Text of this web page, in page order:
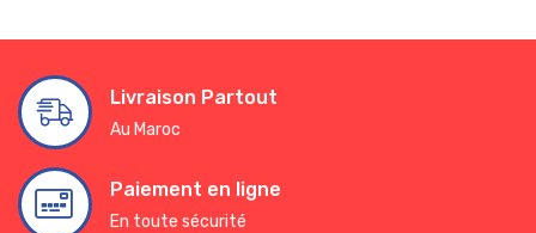
Livraison Partout
Au Maroc
Paiement en ligne
En toute sécurité